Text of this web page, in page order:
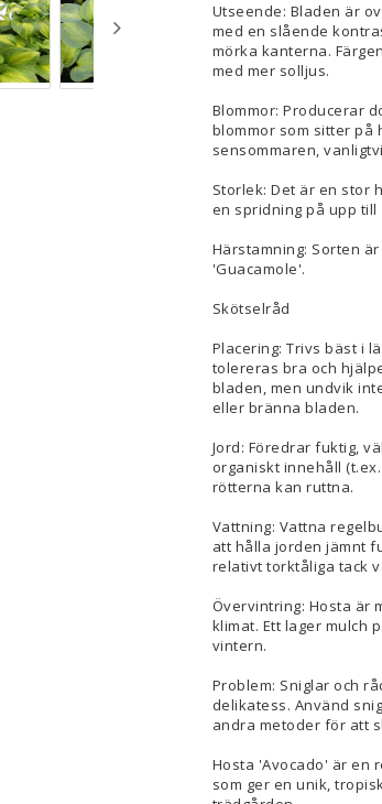
Utseende: Bladen är
med en slående
mörka kanterna.
med mer solljus.
Blommor: Producerar
blommor som sitter på
sensommaren,
Storlek: Det är en stor
en spridning på upp till
Härstamning: Sorten
'Guacamole'.
Skötselråd
Placering: Trivs bäst i
tolereras bra och
bladen, men undvik
eller bränna bladen.
Jord: Föredrar fuktig,
organiskt innehåll
rötterna kan ruttna.
Vattning: Vattna
att hålla jorden jämnt
relativt torktåliga tack
Övervintring: Hosta är
klimat. Ett lager mulch
vintern.
Problem: Sniglar och
delikatess. Använd
andra metoder för att
Hosta 'Avocado' är en
som ger en unik,